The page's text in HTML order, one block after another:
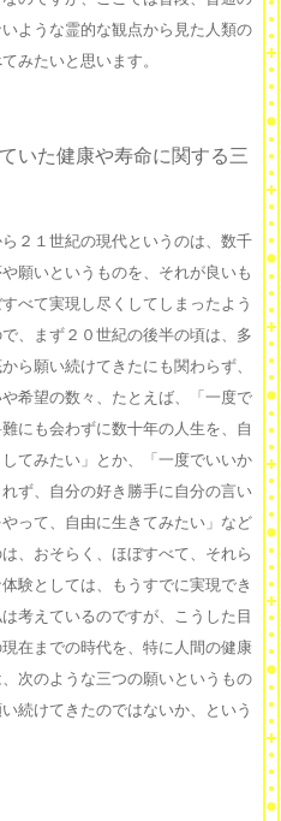
ような霊的な観点から見た人類の
みたいと思います。
いた健康や寿命に関する三
２１世紀の現代というのは、数千
願いというものを、それが良いも
べて実現し尽くしてしまったよう
、まず２０世紀の後半の頃は、多
ら願い続けてきたにも関わらず、
希望の数々、たとえば、「一度で
にも会わずに数十年の人生を、自
てみたい」とか、「一度でいいか
ず、自分の好き勝手に自分の言い
って、自由に生きてみたい」など
、おそらく、ほぼすべて、それら
験としては、もうすでに実現でき
考えているのですが、こうした目
在までの時代を、特に人間の健康
次のような三つの願いというもの
続けてきたのではないか、という